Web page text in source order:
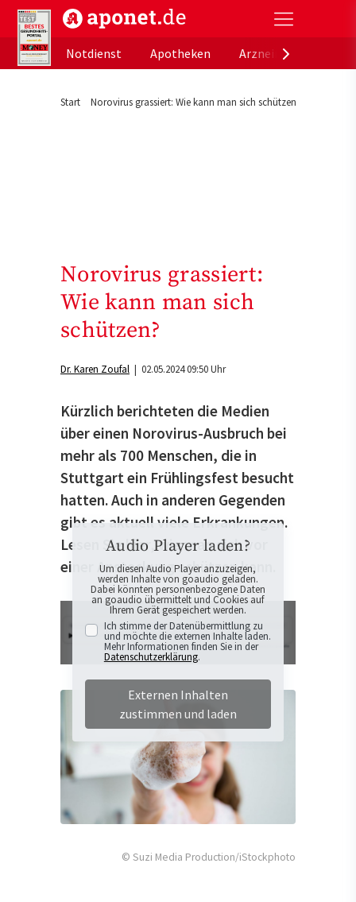
aponet.de - Das offizielle Gesundheitsportal der
Notdienst
Apotheken
Start Norovirus grassiert: Wie kann man sich schützen?
Norovirus grassiert:
Wie kann man sich
schützen?
Dr. Karen Zoufal | 02.05.2024 09:50 Uhr
Kürzlich berichteten die Medien
über einen Norovirus-Ausbruch bei
mehr als 700 Menschen, die in
Stuttgart ein Frühlingsfest besucht
hatten. Auch in anderen Gegenden
gibt es aktuell viele Erkrankungen.
Lesen Sie hier, wie man sich vor
einer Ansteckung schützen kann.
Audio Player laden?
Um diesen Audio Player anzuzeigen,
werden Inhalte von goaudio geladen.
Dabei könnten personenbezogene Daten
an goaudio übermittelt und Cookies auf
Ihrem Gerät gespeichert werden.
Ich stimme der Datenübermittlung zu
und möchte die externen Inhalte laden.
Mehr Informationen finden Sie in der
Datenschutzerklärung.
Externen Inhalten
zustimmen und laden
© Suzi Media Production/iStockphoto